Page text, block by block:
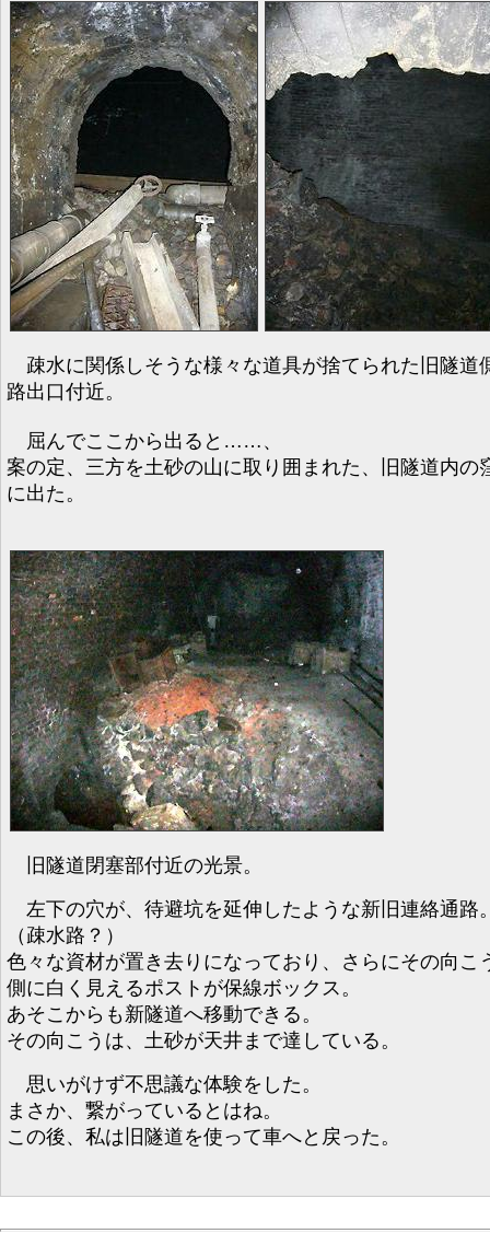
疎水に関係しそうな様々な道具が捨てられた旧隧道
路出口付近。
屈んでここから出ると……、
案の定、三方を土砂の山に取り囲まれた、旧隧道内の
に出た。
旧隧道閉塞部付近の光景。
左下の穴が、待避坑を延伸したような新旧連絡通路
（疎水路？）
色々な資材が置き去りになっており、さらにその向こ
側に白く見えるポストが保線ボックス。
あそこからも新隧道へ移動できる。
その向こうは、土砂が天井まで達している。
思いがけず不思議な体験をした。
まさか、繋がっているとはね。
この後、私は旧隧道を使って車へと戻った。